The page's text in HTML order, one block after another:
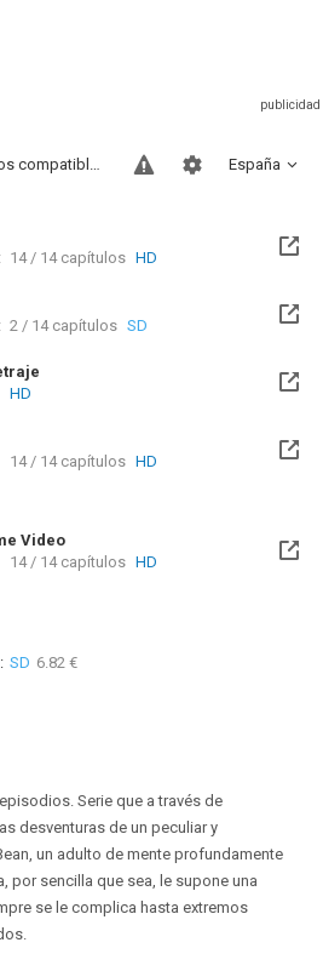
España
Sitios compatibles
el Lun, 30 Nov 2026 (Quedan 3 meses)
14 / 14 capítulos HD
2 / 14 capítulos SD
HD
14 / 14 capítulos HD
Video
14 / 14 capítulos HD
SD 6.82 €
Serie que a través de
desventuras de un peculiar y
un adulto de mente profundamente
por sencilla que sea, le supone una
se le complica hasta extremos